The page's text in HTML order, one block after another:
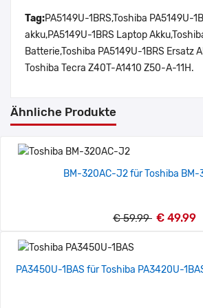
Tag:PA5149U-1BRS,Toshiba PA5149U-
akku,PA5149U-1BRS Laptop
Batterie,Toshiba PA5149U-1BRS Ersatz
Toshiba Tecra Z40T-A1410 Z50-A-11H.
Ähnliche Produkte
BM-320AC-J2 für Toshiba
€ 59.99 € 49.99
PA3450U-1BAS für Toshiba PA3420U-